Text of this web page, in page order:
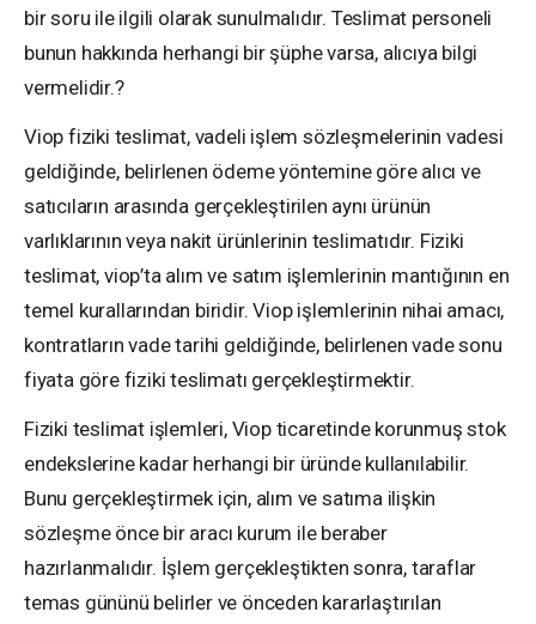
bir soru ile ilgili olarak sunulmalıdır. Teslimat personeli
bunun hakkında herhangi bir şüphe varsa, alıcıya bilgi
vermelidir.?
Viop fiziki teslimat, vadeli işlem sözleşmelerinin vadesi
geldiğinde, belirlenen ödeme yöntemine göre alıcı ve
satıcıların arasında gerçekleştirilen aynı ürünün
varlıklarının veya nakit ürünlerinin teslimatıdır. Fiziki
teslimat, viop’ta alım ve satım işlemlerinin mantığının en
temel kurallarından biridir. Viop işlemlerinin nihai amacı,
kontratların vade tarihi geldiğinde, belirlenen vade sonu
fiyata göre fiziki teslimatı gerçekleştirmektir.
Fiziki teslimat işlemleri, Viop ticaretinde korunmuş stok
endekslerine kadar herhangi bir üründe kullanılabilir.
Bunu gerçekleştirmek için, alım ve satıma ilişkin
sözleşme önce bir aracı kurum ile beraber
hazırlanmalıdır. İşlem gerçekleştikten sonra, taraflar
temas gününü belirler ve önceden kararlaştırılan